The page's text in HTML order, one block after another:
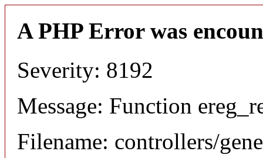
A PHP Error was
Severity: 8192
Message: Function
Filename: controllers/